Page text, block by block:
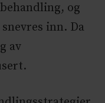
og
inn. Da
av